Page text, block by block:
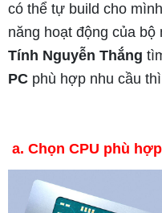
có thể tự build cho mình
năng hoạt động của
Tính Nguyễn Thắng
PC phù hợp nhu cầu
a. Chọn CPU phù